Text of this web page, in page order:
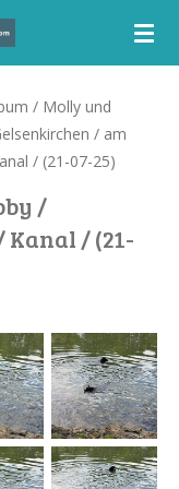
/ Molly und
/ am
/ (21-07-25)
/
Kanal / (21-